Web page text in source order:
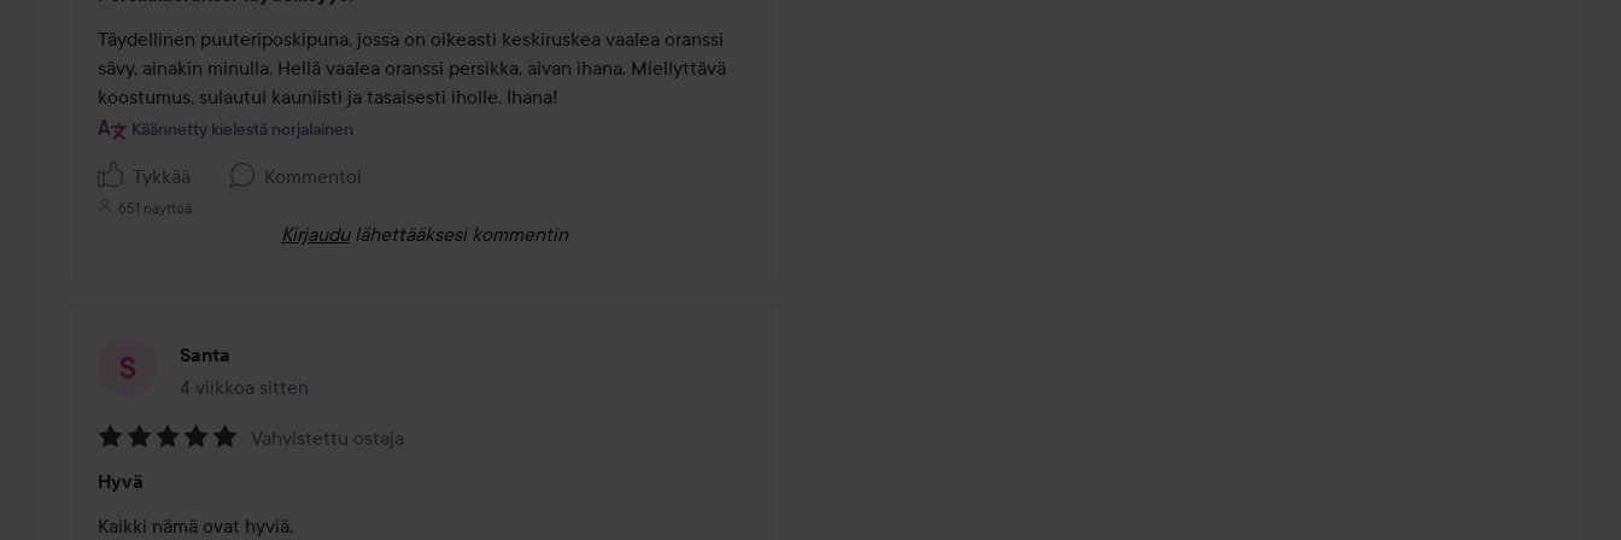
5
/
5
Täydellinen puuteriposkipuna, jossa on oikeasti keskiruskea vaalea oranssi
sävy, ainakin minulla. Hellä vaalea oranssi persikka, aivan ihana. Miellyttävä
koostumus, sulautui kauniisti ja tasaisesti iholle. Ihana!
Käännetty kielestä norjalainen
Tykkää Kommentoi
651 näyttöä
Kirjaudu lähettääksesi kommentin
Santa
4 viikkoa sitten
Viesti luotiin 4 viikkoa sitten
5
/
Vahvistettu ostaja
Hyvä
Kaikki nämä ovat hyviä.